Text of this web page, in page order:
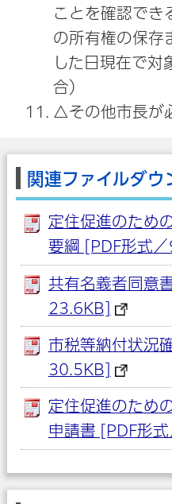
ことを確認でき
の所有権の保存
した日現在で対
合）
△その他市長が
関連ファイルダウ
定住促進のため
要綱 [PDF形式
共有名義者同意
23.6KB]
市税等納付状況
30.5KB]
定住促進のため
申請書 [PDF形